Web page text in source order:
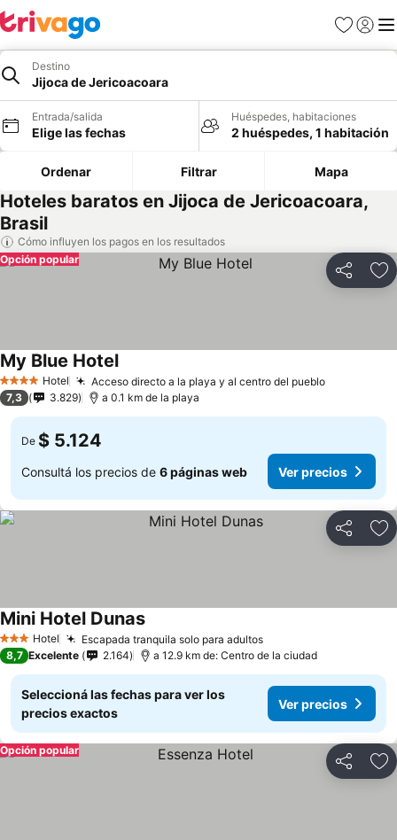
Favoritos
Iniciar
Destino
Jijoca de Jericoacoara
Entrada/salida
Elige las fechas
Huéspedes, habitaciones
2 huéspedes, 1 habitación
Ordenar Filtrar Mapa
Hoteles baratos en Jijoca de Jericoacoara,
Brasil
Cómo influyen los pagos en los resultados
Compartir
Opción popular
4 EstrellasHotel Acceso directo a la playa y al centro del pueblo
My Blue Hotel
7,3 3.829 a 0.1 km de la playa
De $ 5.124
Consultá los precios de 6 páginas web Ver precios
Compartir
3 Estrellas
Hotel Escapada tranquila solo para adultos
Mini Hotel Dunas
8,7 Excelente 2.164 a 12.9 km de: Centro de la ciudad
Seleccioná las fechas para ver los
precios exactos
Ver precios
Compartir
Opción popular